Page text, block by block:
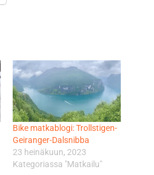
Bike matkablogi: Trollstigen-
Geiranger-Dalsnibba
23 heinäkuun, 2023
Kategoriassa "Matkailu"